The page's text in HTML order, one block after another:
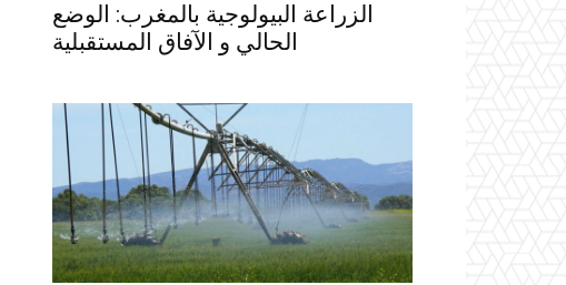
الزراعة البيولوجية بالمغرب: الوضع
الحالي و الآفاق المستقبلية